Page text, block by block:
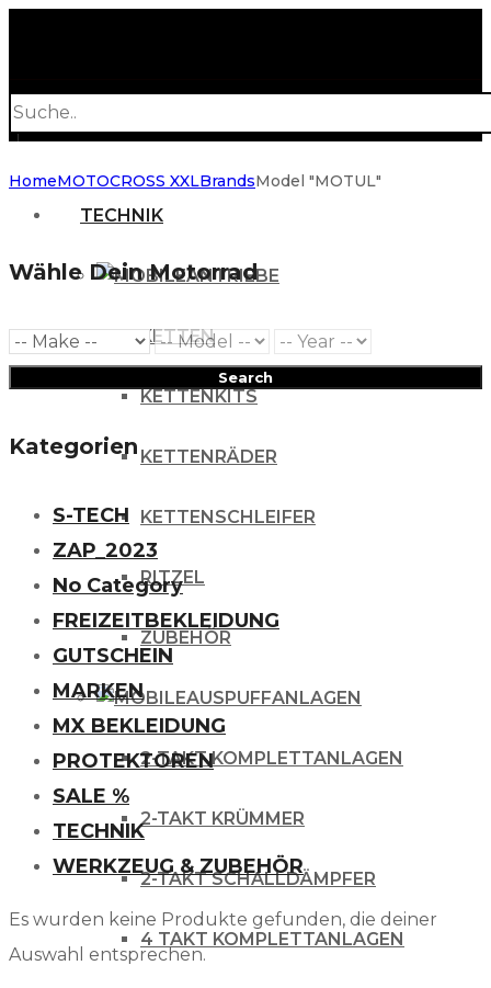
search
TECHNIK
ANTRIEBE
KETTEN
KETTENKITS
KETTENRÄDER
KETTENSCHLEIFER
RITZEL
ZUBEHÖR
AUSPUFFANLAGEN
2-TAKT KOMPLETTANLAGEN
2-TAKT KRÜMMER
2-TAKT SCHALLDÄMPFER
4 TAKT KOMPLETTANLAGEN
HomeMOTOCROSS XXLBrandsModel "MOTUL"
Wähle Dein Motorrad
Search
Kategorien
S-TECH
ZAP_2023
No Category
FREIZEITBEKLEIDUNG
GUTSCHEIN
MARKEN
MX BEKLEIDUNG
PROTEKTOREN
SALE %
TECHNIK
WERKZEUG & ZUBEHÖR
Es wurden keine Produkte gefunden, die deiner
Auswahl entsprechen.